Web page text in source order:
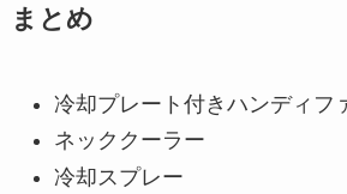
まとめ
冷却プレート付きハンディフ
ネッククーラー
冷却スプレー